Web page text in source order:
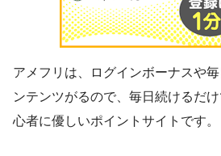
アメフリは、ログインボーナスや
ンテンツがるので、毎日続けるだ
心者に優しいポイントサイトです。